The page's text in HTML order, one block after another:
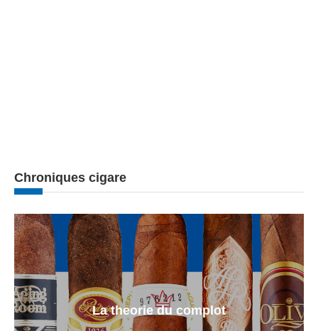
Chroniques cigare
La theorie du complot